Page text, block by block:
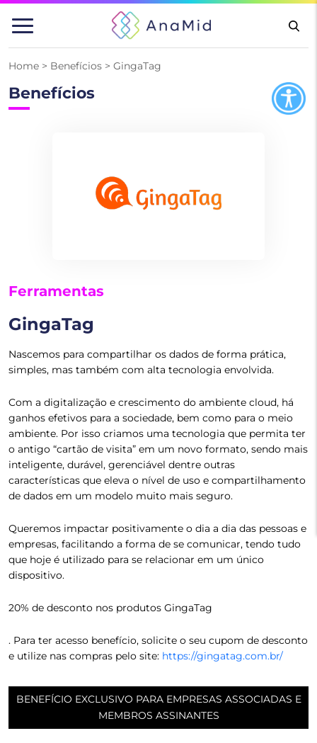
Pular
para
Home > Benefícios > GingaTag
Benefícios
Ferramentas
GingaTag
Nascemos para compartilhar os dados de forma prática,
simples, mas também com alta tecnologia envolvida.
Com a digitalização e crescimento do ambiente cloud, há
ganhos efetivos para a sociedade, bem como para o meio
ambiente. Por isso criamos uma tecnologia que permita ter
o antigo “cartão de visita” em um novo formato, sendo mais
inteligente, durável, gerenciável dentre outras
características que eleva o nível de uso e compartilhamento
de dados em um modelo muito mais seguro.
Queremos impactar positivamente o dia a dia das pessoas e
empresas, facilitando a forma de se comunicar, tendo tudo
que hoje é utilizado para se relacionar em um único
dispositivo.
20% de desconto nos produtos GingaTag
. Para ter acesso benefício, solicite o seu cupom de desconto
e utilize nas compras pelo site: https://gingatag.com.br/
BENEFÍCIO EXCLUSIVO PARA EMPRESAS ASSOCIADAS E
MEMBROS ASSINANTES